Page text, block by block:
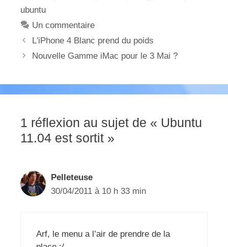
ubuntu
Un commentaire
L'iPhone 4 Blanc prend du poids
Nouvelle Gamme iMac pour le 3 Mai ?
1 réflexion au sujet de « Ubuntu
11.04 est sortit »
Pelleteuse
30/04/2011 à 10 h 33 min
Arf, le menu a l’air de prendre de la